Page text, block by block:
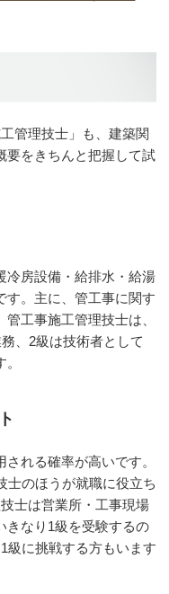
管理技士」も、建築関
要をきちんと把握して試
冷房設備・給排水・給湯
す。主に、管工事に関す
工事施工管理技士は、
、2級は技術者として
れる確率が高いです。
士のほうが就職に役立ち
士は営業所・工事現場
きなり1級を受験するの
級に挑戦する方もいます